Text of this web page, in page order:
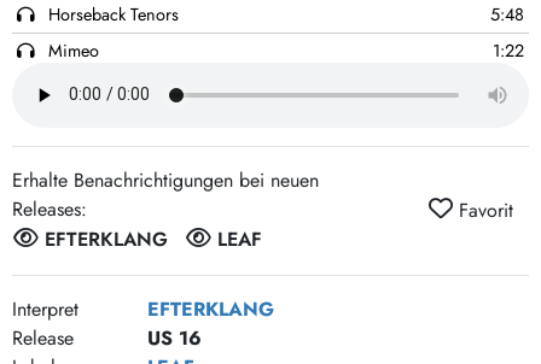
Horseback Tenors
5:48
Mimeo
1:22
Frida Found A Friend
5:18
Caravan
Illuminant
Falling Horses
Himmelbjerget
Erhalte Benachrichtigungen bei neuen
Releases:
EFTERKLANG
LEAF
Favorit
Interpret
EFTERKLANG
Release
US 16